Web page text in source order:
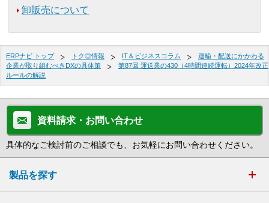
卸販売について
ERPナビ トップ トク◎情報 IT＆ビジネスコラム
運輸・配送にかかわる
企業が取り組むべきDXの具体策
第87回 運送業の430（4時間連続運転）2024年改正
ルールの解説
資料請求・お問い合わせ
具体的なご検討前のご相談でも、お気軽にお問い合わせください。
製品を探す